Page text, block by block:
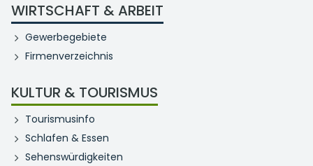
WIRTSCHAFT & ARBEIT
Gewerbegebiete
Firmenverzeichnis
KULTUR & TOURISMUS
Tourismusinfo
Schlafen & Essen
Sehenswürdigkeiten